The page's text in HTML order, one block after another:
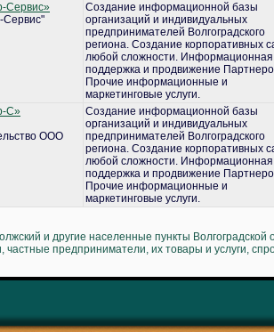
Сервис»
Создание информационной базы
организаций и индивидуальных
предпринимателей Волгоградского
региона. Создание корпоративных
любой сложности. Информационная
поддержка и продвижение
Прочие информационные и
маркетинговые услуги.
С»
ООО
Создание информационной базы
организаций и индивидуальных
предпринимателей Волгоградского
региона. Создание корпоративных
любой сложности. Информационная
поддержка и продвижение
Прочие информационные и
маркетинговые услуги.
и другие населенные пункты Волгоградской
частные предприниматели, их товары и услуги,